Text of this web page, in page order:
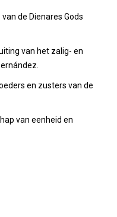
de Dienares Gods
van het zalig- en
en zusters van de
van eenheid en